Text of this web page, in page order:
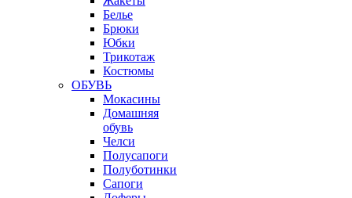
Белье
Брюки
Юбки
Трикотаж
Костюмы
ОБУВЬ
Мокасины
Домашняя
обувь
Челси
Полусапоги
Полуботинки
Сапоги